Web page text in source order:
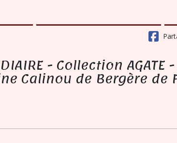
- Collection
Calinou de Bergère de